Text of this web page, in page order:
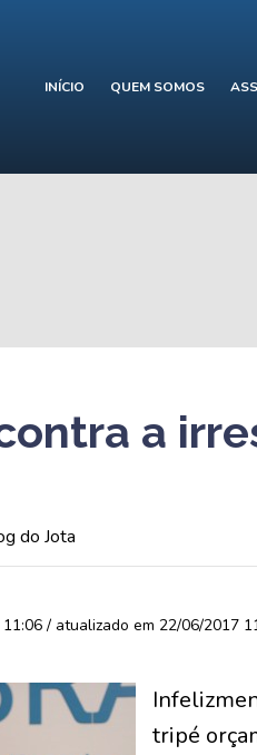
INÍCIO QUEM SOMOS
a
do Jota
/ atualizado em 22/06/2017
tripé